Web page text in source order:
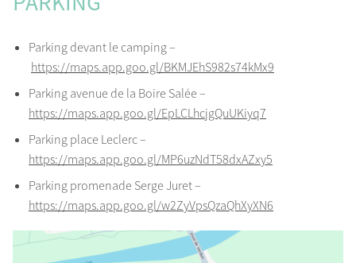
Parking devant le camping –
https://maps.app.goo.gl/BKMJEhS982s74kMx9
Parking avenue de la Boire Salée –
https://maps.app.goo.gl/EpLCLhcjgQuUKiyq7
Parking place Leclerc –
https://maps.app.goo.gl/MP6uzNdT58dxAZxy5
Parking promenade Serge Juret –
https://maps.app.goo.gl/w2ZyVpsQzaQhXyXN6